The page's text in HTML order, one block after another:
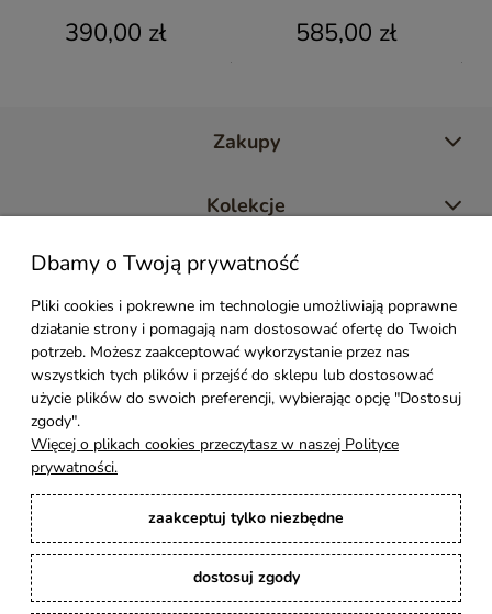
390,00 zł 585,00 zł
Zakupy
Kolekcje
Moje konto
Pomoc
Styl Mebli
Rodzaje drewna
Kontakt
Karina Meble
: Ręcznie robione meble indyjskie, loftowe, industrialne i boho z
litego drewna. | Copyright © 2008–2026
Dbamy o Twoją prywatność
Pliki cookies i pokrewne im technologie umożliwiają poprawne
działanie strony i pomagają nam dostosować ofertę do Twoich
potrzeb. Możesz zaakceptować wykorzystanie przez nas
wszystkich tych plików i przejść do sklepu lub dostosować
użycie plików do swoich preferencji, wybierając opcję "Dostosuj
zgody".
Więcej o plikach cookies przeczytasz w naszej Polityce
prywatności.
zaakceptuj tylko niezbędne
dostosuj zgody